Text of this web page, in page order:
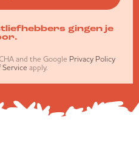
gingen je
and the Google Privacy Policy
Service apply.